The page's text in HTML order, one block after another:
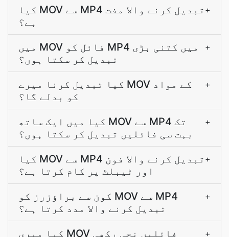
کیا MOV سے MP4 تبدیل کرنے والا مفت
ہے؟
+
میں MOV فائل کو MP4 میں کتنی بڑی
تبدیل کر سکتا ہوں؟
+
کیا تبدیل کرنا میرے MOV کے مواد
کو بدلے گا؟
+
کیا میں ایک ساتھ MOV سے MP4 تک
بہت سی فائلیں تبدیل کر سکتا ہوں؟
+
کیا MOV سے MP4 تبدیل کرنے والا فون
اور ٹیبلٹ پر کام کرتا ہے؟
+
کون سے براؤزرز کو MOV سے MP4
تبدیل کرنے والا مدد کرتا ہے؟
+
کیا میری MOV فائلیں نجی رکھی +